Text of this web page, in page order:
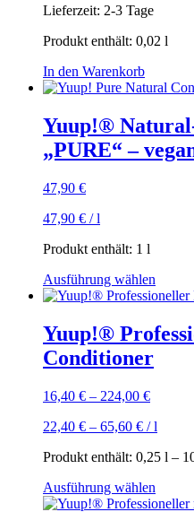
werden
Lieferzeit: 2-3 Tage
Produkt enthält: 0,02 l
In den Warenkorb
Yuup!®
„PURE“ –
47,90 €
47,90 € /l
Produkt enthält: 1 l
Ausführung wählen
mehrere
auf
werden
Yuup!®
Conditioner
16,40 € – 224,00 €
22,40 € – 65,60 € /l
Produkt enthält: 0,25 l –
Ausführung wählen